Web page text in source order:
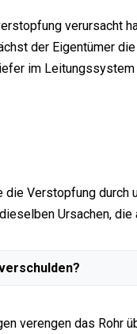
verursacht
der Eigentümer die
im
Verstopfung durch
Ursachen, die
verengen das Rohr